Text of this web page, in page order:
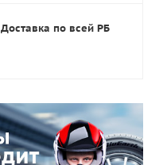
Доставка по всей РБ